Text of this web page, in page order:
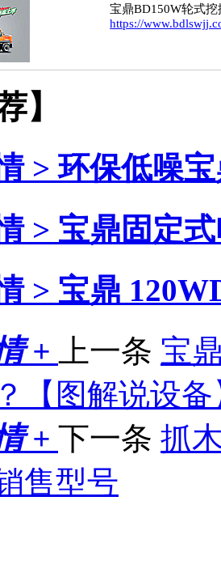
宝鼎BD150W轮式
https://
】
>环保低噪
> 宝鼎固定
> 宝鼎
+
上一条 宝
【图解说设备
+ 下一条 抓
售型号